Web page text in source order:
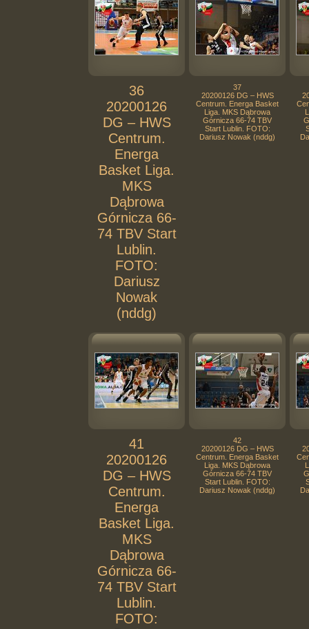
36
20200126
DG – HWS
Centrum.
Energa
Basket Liga.
MKS
Dąbrowa
Górnicza 66-
74 TBV Start
Lublin.
FOTO:
Dariusz
Nowak
(nddg)
37
20200126 DG – HWS
Centrum. Energa Basket
Liga. MKS Dąbrowa
Górnicza 66-74 TBV
Start Lublin. FOTO:
Dariusz Nowak (nddg)
41
20200126
DG – HWS
Centrum.
Energa
Basket Liga.
MKS
Dąbrowa
Górnicza 66-
74 TBV Start
Lublin.
FOTO:
42
20200126 DG – HWS
Centrum. Energa Basket
Liga. MKS Dąbrowa
Górnicza 66-74 TBV
Start Lublin. FOTO:
Dariusz Nowak (nddg)